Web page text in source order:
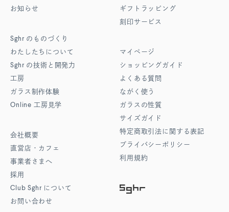
お知らせ
Sghr のものづくり
わたしたちについて
Sghr の技術と開発力
工房
ガラス制作体験
Online 工房見学
会社概要
直営店・カフェ
事業者さまへ
採用
Club Sghr について
お問い合わせ
ギフトラッピング
刻印サービス
マイページ
ショッピングガイド
よくある質問
ながく使う
ガラスの性質
サイズガイド
特定商取引法に関する表記
プライバシーポリシー
利用規約